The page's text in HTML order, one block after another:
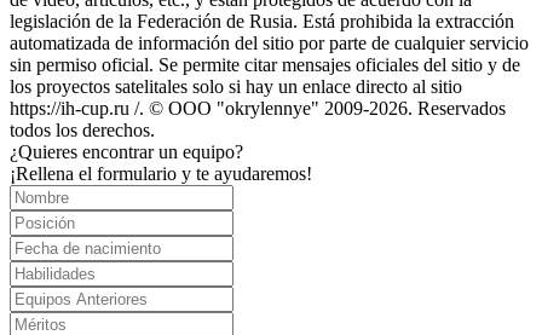
legislación de la Federación de Rusia. Está prohibida la extracción
automatizada de información del sitio por parte de cualquier servicio
sin permiso oficial. Se permite citar mensajes oficiales del sitio y de
los proyectos satelitales solo si hay un enlace directo al sitio
https://ih-cup.ru /. © OOO "okrylennye" 2009-2026. Reservados
todos los derechos.
¿Quieres encontrar un equipo?
¡Rellena el formulario y te ayudaremos!